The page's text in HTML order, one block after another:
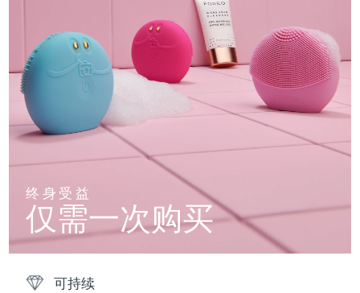
终身受益
仅需一次购买
可持续